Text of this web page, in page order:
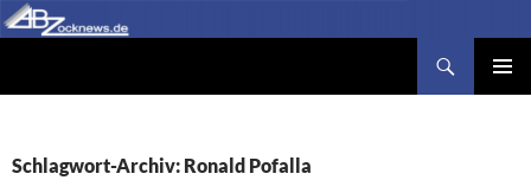
Zum
Inhalt
Schlagwort-Archiv: Ronald Pofalla